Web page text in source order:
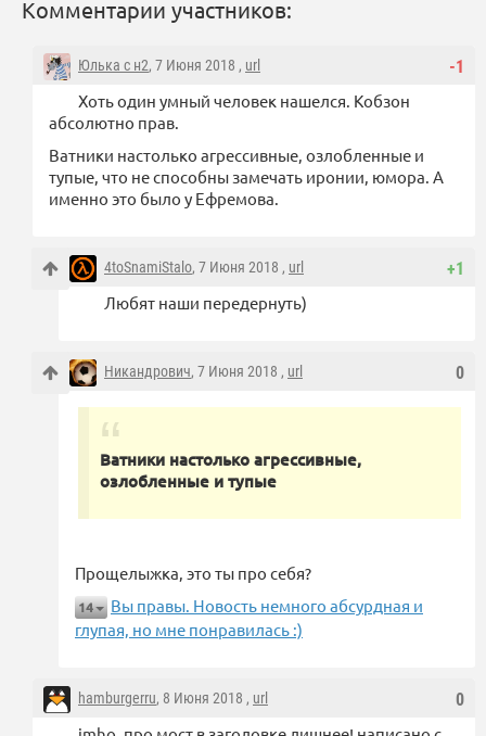
Комментарии участников:
-1
Юлька с н2, 7 Июня 2018 , url
Хоть один умный человек нашелся. Кобзон
абсолютно прав.
Ватники настолько агрессивные, озлобленные и
тупые, что не способны замечать иронии, юмора. А
именно это было у Ефремова.
+1
4toSnamiStalo, 7 Июня 2018 , url
Любят наши передернуть)
0
Никандрович, 7 Июня 2018 , url
Ватники настолько агрессивные,
озлобленные и тупые
Прощелыжка, это ты про себя?
14
Вы правы. Новость немного абсурдная и
глупая, но мне понравилась :)
0
hamburgerru, 8 Июня 2018 , url